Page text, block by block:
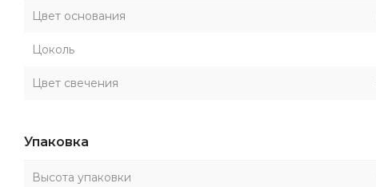
Цвет основания
Цоколь
Цвет свечения
Упаковка
Высота упаковки